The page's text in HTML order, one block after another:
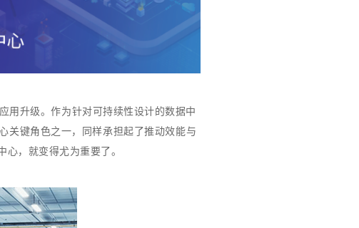
用升级。作为针对可持续性设计的数据中
关键角色之一，同样承担起了推动效能与
，就变得尤为重要了。